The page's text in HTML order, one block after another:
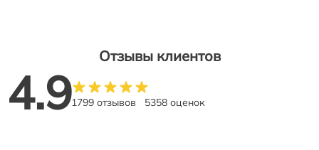
Отзывы клиентов
4.91799 отзывов 5358 оценок